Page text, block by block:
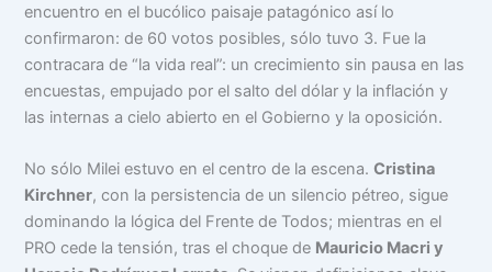
encuentro en el bucólico paisaje patagónico así lo
confirmaron: de 60 votos posibles, sólo tuvo 3. Fue la
contracara de “la vida real”: un crecimiento sin pausa en las
encuestas, empujado por el salto del dólar y la inflación y
las internas a cielo abierto en el Gobierno y la oposición.
No sólo Milei estuvo en el centro de la escena.Cristina
Kirchner, con la persistencia de un silencio pétreo, sigue
dominando la lógica del Frente de Todos; mientras en el
PRO cede la tensión, tras el choque de Mauricio Macri y